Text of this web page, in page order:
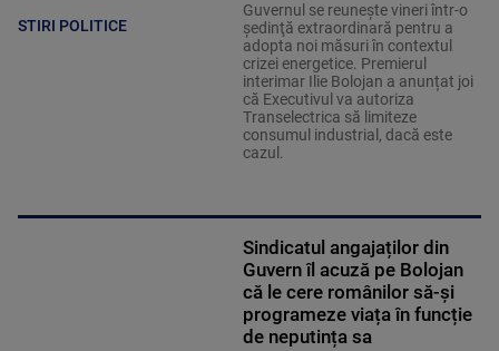
STIRI POLITICE
Guvernul se reuneşte vineri într-o
şedinţă extraordinară pentru a
adopta noi măsuri în contextul
crizei energetice. Premierul
interimar Ilie Bolojan a anunțat joi
că Executivul va autoriza
Transelectrica să limiteze
consumul industrial, dacă este
cazul.
Sindicatul angajaților din
Guvern îl acuză pe Bolojan
că le cere românilor să-și
programeze viața în funcție
de neputința sa